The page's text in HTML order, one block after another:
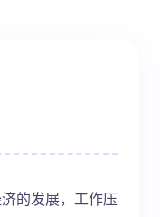
的发展，工作压